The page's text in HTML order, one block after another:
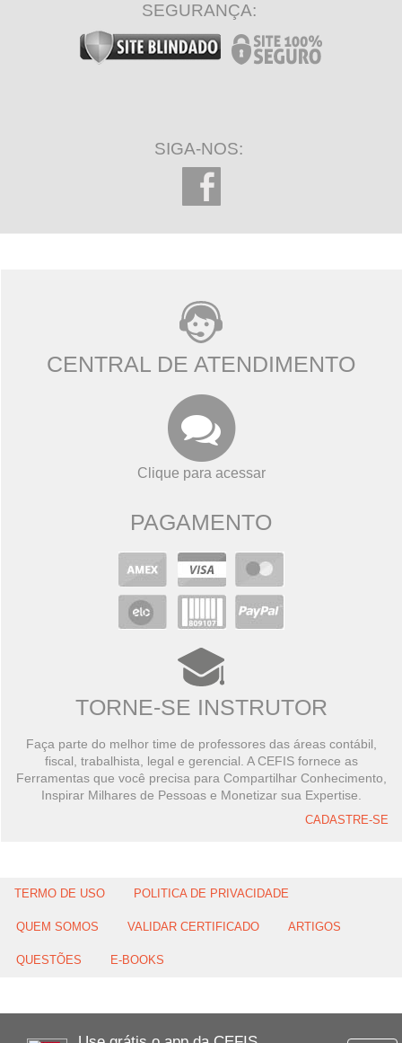
SEGURANÇA:
SIGA-NOS:
CENTRAL DE ATENDIMENTO
Clique para acessar
PAGAMENTO
TORNE-SE INSTRUTOR
Faça parte do melhor time de professores das áreas contábil,
fiscal, trabalhista, legal e gerencial. A CEFIS fornece as
Ferramentas que você precisa para Compartilhar Conhecimento,
Inspirar Milhares de Pessoas e Monetizar sua Expertise.
CADASTRE-SE
TERMO DE USO POLITICA DE PRIVACIDADE
QUEM SOMOS VALIDAR CERTIFICADO ARTIGOS
QUESTÕES E-BOOKS